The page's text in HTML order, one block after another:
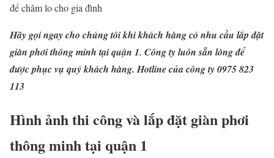
để chăm lo cho gia đình
Hãy gọi ngay cho chúng tôi khi khách hàng có nhu cầu lắp đặt
giàn phơi thông minh tại quận 1. Công ty luôn sẵn lòng để
được phục vụ quý khách hàng. Hotline của công ty 0975 823
113
Hình ảnh thi công và lắp đặt giàn phơi
thông minh tại quận 1